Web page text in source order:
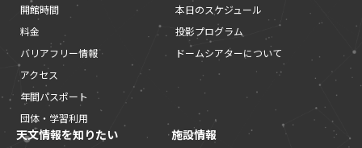
開館時間
料金
バリアフリー情報
アクセス
年間パスポート
団体・学習利用
本日のスケジュール
投影プログラム
ドームシアターについて
天文情報を知りたい 施設情報